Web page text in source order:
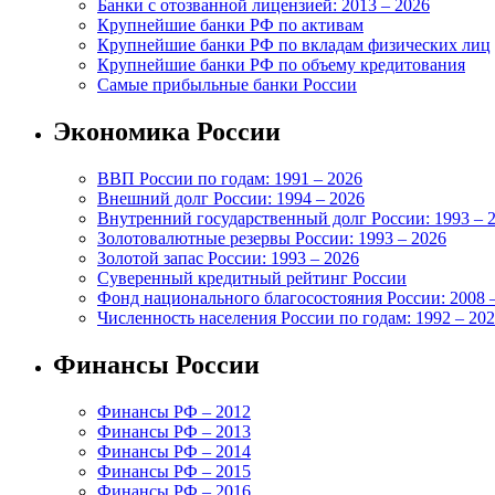
Банки с отозванной лицензией: 2013 – 2026
Крупнейшие банки РФ по активам
Крупнейшие банки РФ по вкладам физических лиц
Крупнейшие банки РФ по объему кредитования
Самые прибыльные банки России
Экономика России
ВВП России по годам: 1991 – 2026
Внешний долг России: 1994 – 2026
Внутренний государственный долг России: 1993 –
Золотовалютные резервы России: 1993 – 2026
Золотой запас России: 1993 – 2026
Суверенный кредитный рейтинг России
Фонд национального благосостояния России: 2008
Численность населения России по годам: 1992 –
Финансы России
Финансы РФ – 2012
Финансы РФ – 2013
Финансы РФ – 2014
Финансы РФ – 2015
Финансы РФ – 2016